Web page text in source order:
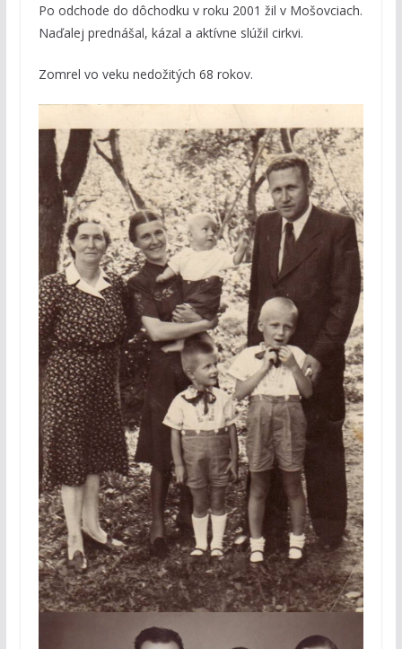
Po odchode do dôchodku v roku 2001 žil v Mošovciach.
Naďalej prednášal, kázal a aktívne slúžil cirkvi.
Zomrel vo veku nedožitých 68 rokov.